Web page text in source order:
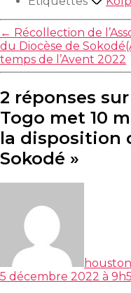
← Récollection de
du Diocèse de
temps de l’Avent 2022
2 réponses
Togo met 10
la disposition
Sokodé »
5 décembre 2022 à